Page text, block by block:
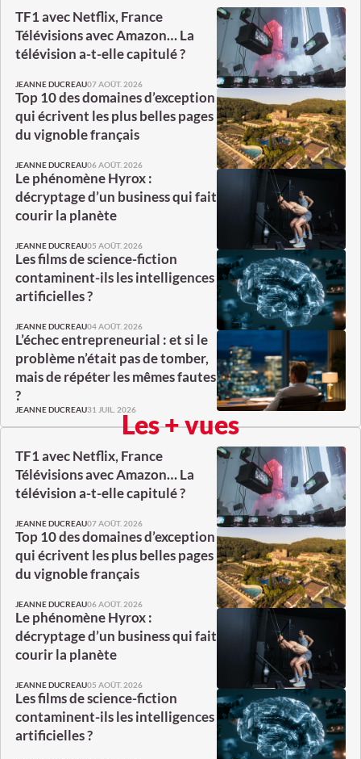
TF1 avec Netflix, France
Télévisions avec Amazon… La
télévision a-t-elle capitulé ?
JEANNE DUCREAU07 AOÛT. 2026
Top 10 des domaines d’exception
qui écrivent les plus belles pages
du vignoble français
JEANNE DUCREAU06 AOÛT. 2026
Le phénomène Hyrox :
décryptage d’un business qui fait
courir la planète
JEANNE DUCREAU05 AOÛT. 2026
Les films de science-fiction
contaminent-ils les intelligences
artificielles ?
JEANNE DUCREAU04 AOÛT. 2026
L’échec entrepreneurial : et si le
problème n’était pas de tomber,
mais de répéter les mêmes fautes
?
JEANNE DUCREAU31 JUIL. 2026Les + vues
TF1 avec Netflix, France
Télévisions avec Amazon… La
télévision a-t-elle capitulé ?
JEANNE DUCREAU07 AOÛT. 2026
Top 10 des domaines d’exception
qui écrivent les plus belles pages
du vignoble français
JEANNE DUCREAU06 AOÛT. 2026
Le phénomène Hyrox :
décryptage d’un business qui fait
courir la planète
JEANNE DUCREAU05 AOÛT. 2026
Les films de science-fiction
contaminent-ils les intelligences
artificielles ?